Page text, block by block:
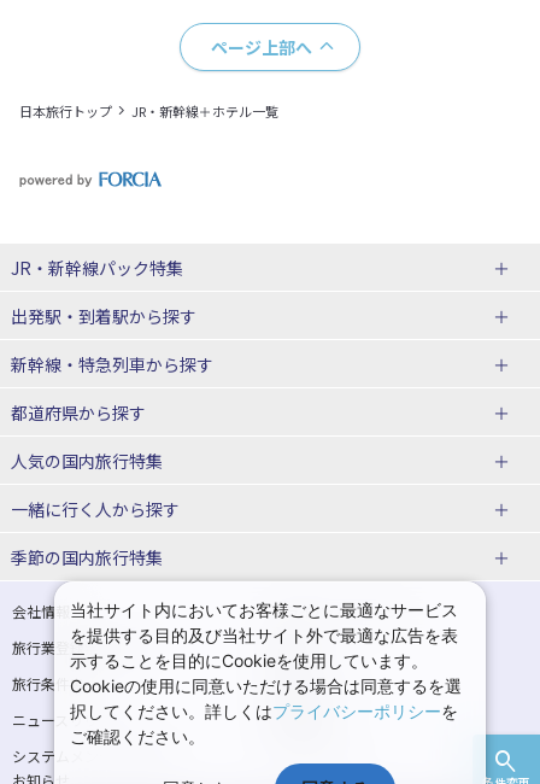
ページ上部へ
日本旅行トップ JR・新幹線＋ホテル一覧
JR・新幹線パック特集
JR・新幹線＋ホテルパック
出張パック
出発駅・到着駅から探す
秋田⇔東京 新幹線パック
仙台→東京 新幹線パック
富山⇔東京 新幹線パック
東京→仙台 新幹線パック
東京→金沢 新幹線パック
東京⇔軽井沢 新幹線パック 東京→長野 新幹線パック
東京→名古屋 新幹線パック 東京→京都 新幹線パック
東京→大阪（新大阪） 新幹線パッ
ク
東京→神戸（新神戸） 新幹線パッ
ク
東京→岡山 新幹線パック 東京→広島 新幹線パック
新幹線・特急列車から探す
北海道新幹線 旅行
山形新幹線 旅行
東海道新幹線 旅行
上越新幹線 旅行
九州新幹線 旅行 西九州新幹線 旅行
特急サンダーバード 旅行
都道府県から探す
北海道旅行・ツアー
東北
青森旅行・ツアー 岩手旅行・ツアー
宮城旅行・ツアー 秋田旅行・ツアー
山形旅行・ツアー 福島旅行・ツアー
関東
人気の国内旅行特集
東京ディズニーリゾート®への旅
ユニバーサル・スタジオ・ジャパ
温泉旅行 日帰り旅行
一緒に行く人から探す
一人旅 国内版
カップル・夫婦旅行 国内版 女子旅 国内版
卒業旅行・学生旅行 国内版
季節の国内旅行特集
桜・お花見特集
ゴールデンウィーク（GW）の国内
旅行
夏休み・お盆の国内旅行 7月の国内旅行
8月の国内旅行 9月の国内旅行
10月の国内旅行 11月の国内旅行
会社情報
プライバシーポリシー
旅行業登録票・約款
規約集
旅行条件書
商標について
ニュースリリース
採用情報
システムメンテナンスの
お知らせ
当社サイト内においてお客様ごとに最適なサービス
を提供する目的及び当社サイト外で最適な広告を表
示することを目的にCookieを使用しています。
Cookieの使用に同意いただける場合は同意するを選
択してください。詳しくはプライバシーポリシーを
ご確認ください。